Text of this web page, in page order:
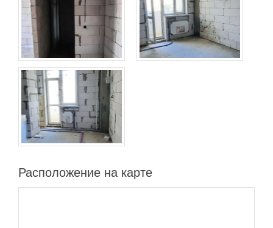
Расположение на карте